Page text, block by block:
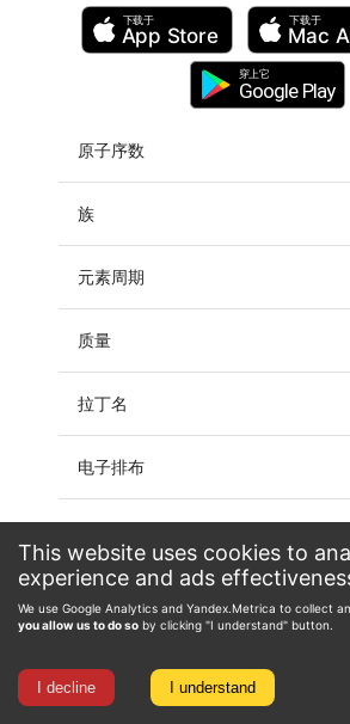
This website uses cookies to
experience and ads
We use Google Analytics and Yandex.Metrica to collect
you allow us to do so by clicking "I understand" button.
I decline I understand
下载于
App Store
下载于
Mac
穿上它
Google Play
原子序数
族
元素周期
质量
拉丁名
电子排布